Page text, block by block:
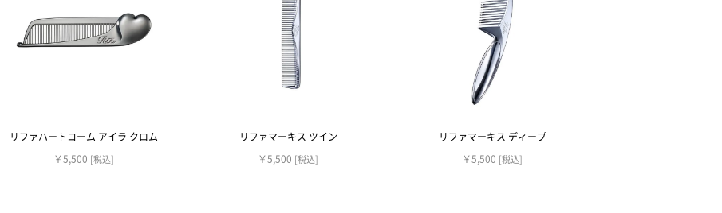
リファハートコーム アイラ クロム
￥5,500 [税込]
リファマーキス ツイン
￥5,500 [税込]
リファマーキス ディープ
￥5,500 [税込]